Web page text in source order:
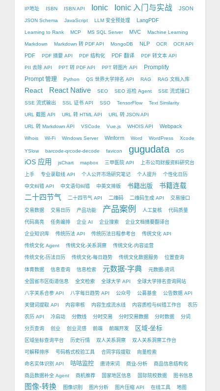
IP地址 ISBN ISBN API Ionic Ionic 入门与实战 JSON
JSON Schema JavaScript LLM 安全预处理 LangPDF
Learning to Rank MCP MS SQL Server MVC Machine Learning
Markdown Markdown 转 PDF API MongoDB NLP OCR OCR API
PDF PDF 摘要 API PDF 结构化 PDF 翻译 PDF 转文本 API
PII 去除 API PPT 转 PDF API PPT 转图片 API
Promplify
Prompt 管理
Python QS 世界大学排名 API RAG RAG 文档入库
React React Native SEO SEO 巡检 Agent SSE 流式接口
SSE 流式输出 SSL 证书 API SSO TensorFlow Text Similarity
URL 截图 API URL 转 HTML API URL 转 JSON API
URL 转 Markdown API VSCode Vue.js WHOIS API Webpack
Whois Wi-Fi Windows Server Winform Word WordPress Xcode
YSlow barcode-qrcode-decode favicon gugudata iOS
iOS 应用 jsChart mapbox 三甲医院 API 上市公司财报资料研究台
上手 专业录取线 API 个人公开市场研究笔记 个人提升 个性化日历
中文纠错 API 中文语句纠错 中英文排版 书籍出版 书籍连载
二十四节气 二十四节气 API 二维码 二维码生成 API 交易接口
交易数据 交易日历 产品功能 产品案例 人工复核 代码质量
代码高亮 任务编排 企业 AI 企业搜索 企业文档摘要翻译台
企业知识库 传统历法 API 传统历法日程参考台 传统文化 API
传统文化 Agent 传统文化-关系洞察 传统文化-内容运营
传统文化-历法日历 传统文化-每日趋势 传统文化数据服务 位置查询
体育数据 信息查询 信息检索 元数据-字典 元数据-资讯
全国省市区街道信息 全文检索 全球大学 API 全球大学排名查询网站
八字关系合参 API 八字每日趋势 API 公众号 公募基金 公告数据 API
关键词提取 API 内容审核 内容生成流水线 内容质检与纠错工作台 农历
农历 API 冷启动 分数线 分时交易 分时交易数据 分时数据 分词
分页查询 创业 创业灵感 前端 前端开发 区域-坐标
区域坐标查询平台 历史行情 双人关系洞察 双人关系洞察工作台
可解释排序 号码格式校验工具 合同字段提取 向量检索
命名实体识别 API 咕咕监控 唐诗宋词 商业-分析 商品信息结构化
商品数据补全 Agent 商机推荐 国家地区信息 国际院校数据 图书信息
图像-转换 图像识别 图片分析 图片压缩 API 在线工具 地图